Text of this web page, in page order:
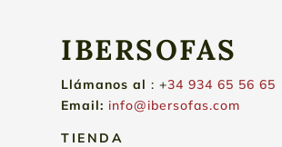
IBERSOFAS
Llámanos al : +34 934 65 56 65
Email: info@ibersofas.com
TIENDA